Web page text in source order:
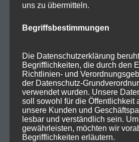
uns zu übermitteln.
Begriffsbestimmungen
Die Datenschutzerklärung
Begrifflichkeiten, die durch den
Richtlinien- und
der Datenschutz-
verwendet wurden. Unsere
soll sowohl für die Öffentlichkeit
unsere Kunden und
lesbar und verständlich sein.
gewährleisten, möchten wir
Begrifflichkeiten erläutern.